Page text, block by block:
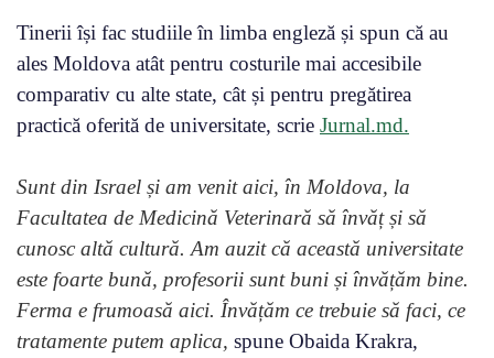
Tinerii își fac studiile în limba engleză și spun că au
ales Moldova atât pentru costurile mai accesibile
comparativ cu alte state, cât și pentru pregătirea
practică oferită de universitate, scrie Jurnal.md.
Sunt din Israel și am venit aici, în Moldova, la
Facultatea de Medicină Veterinară să învăț și să
cunosc altă cultură. Am auzit că această universitate
este foarte bună, profesorii sunt buni și învățăm bine.
Ferma e frumoasă aici. Învățăm ce trebuie să faci, ce
tratamente putem aplica, spune Obaida Krakra,